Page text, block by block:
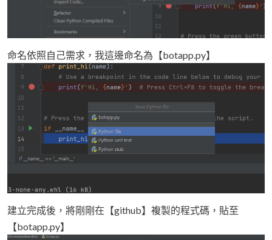
命名依照自己需求，我這邊命名為【botapp.py】
建立完成後，將剛剛在【github】複製的程式碼，貼至
【botapp.py】